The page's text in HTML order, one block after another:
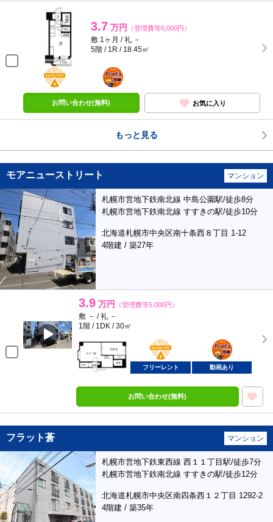
3.7 万円 （管理費等5,000円）
敷 1ヶ月 / 礼 －
5階 / 1R / 18.45㎡
BunChinPAY
ポンタ
部屋
お問い合わせ(無料) お気に入り
もっと見る
モアニューストリート マンション
札幌市営地下鉄南北線 中島公園駅/徒歩8分
札幌市営地下鉄南北線 すすきの駅/徒歩10分
北海道札幌市中央区南十条西８丁目 1-12
4階建 / 築27年
3.9 万円 （管理費等5,000円）
敷 － / 礼 －
1階 / 1DK / 30㎡
BunChinPAY
ポンタ
部屋
フリーレント 動画あり
お問い合わせ(無料)
フラット蒼 マンション
札幌市営地下鉄東西線 西１１丁目駅/徒歩7分
札幌市営地下鉄南北線 すすきの駅/徒歩12分
北海道札幌市中央区南四条西１２丁目 1292-2
4階建 / 築35年